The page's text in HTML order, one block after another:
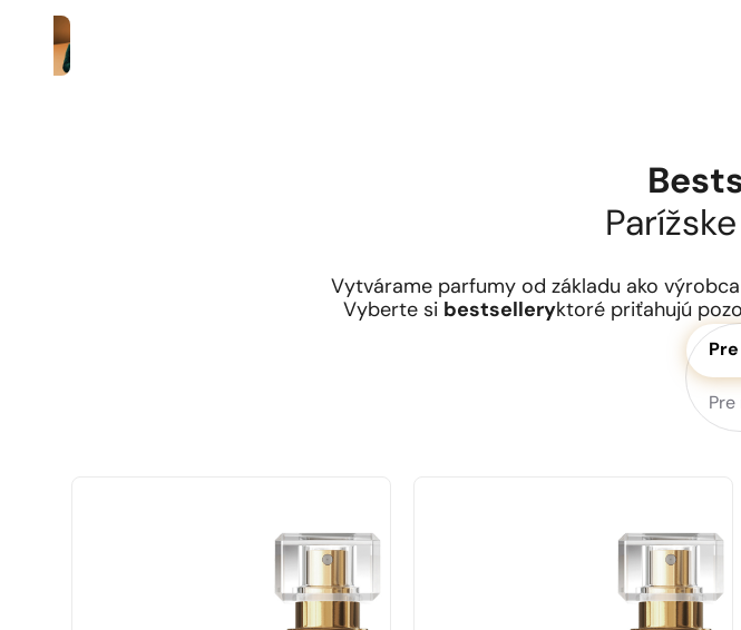
Muži
Vytvárame parfumy od základu ako
Vyberte si bestselleryktoré priťahujú
Pre